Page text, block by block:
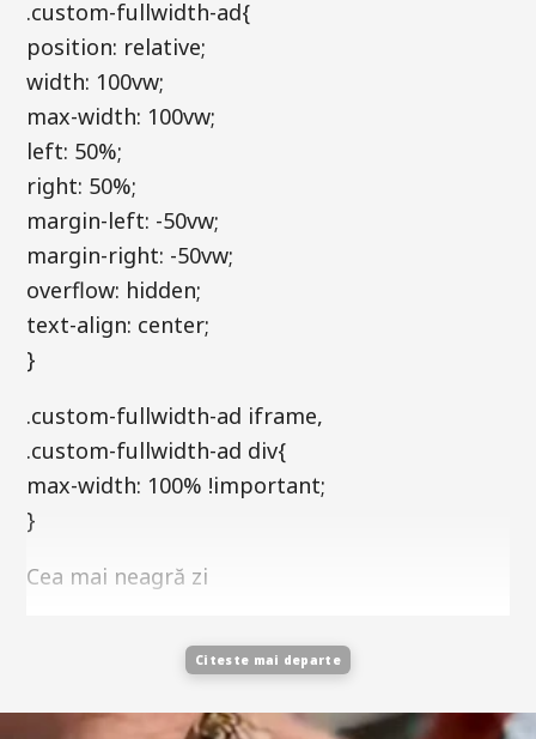
.custom-fullwidth-ad{
position: relative;
width: 100vw;
max-width: 100vw;
left: 50%;
right: 50%;
margin-left: -50vw;
margin-right: -50vw;
overflow: hidden;
text-align: center;
}
.custom-fullwidth-ad iframe,
.custom-fullwidth-ad div{
max-width: 100% !important;
}
Cea mai neagră zi
Citeste mai departe